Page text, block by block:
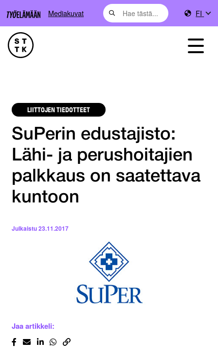
Mediakuvat FI
LIITTOJEN TIEDOTTEET
SuPerin edustajisto:
Lähi- ja perushoitajien
palkkaus on saatettava
kuntoon
Julkaistu23.11.2017
Jaa artikkeli: